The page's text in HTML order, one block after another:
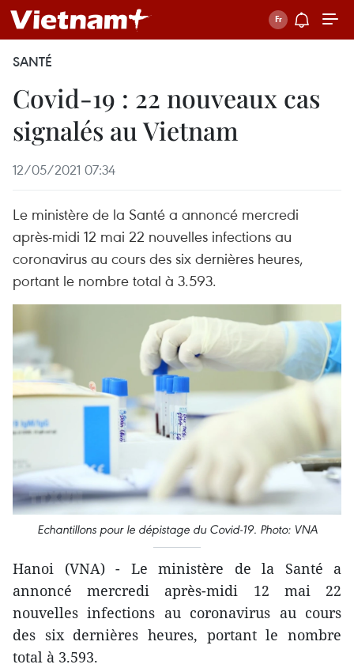
SANTÉ
Covid-19 : 22 nouveaux cas
signalés au Vietnam
12/05/2021 07:34
Le ministère de la Santé a annoncé mercredi
après-midi 12 mai 22 nouvelles infections au
coronavirus au cours des six dernières heures,
portant le nombre total à 3.593.
Echantillons pour le dépistage du Covid-19. Photo: VNA
Hanoi (VNA) - Le ministère de la Santé a
annoncé mercredi après-midi 12 mai 22
nouvelles infections au coronavirus au cours
des six dernières heures, portant le nombre
total à 3.593.